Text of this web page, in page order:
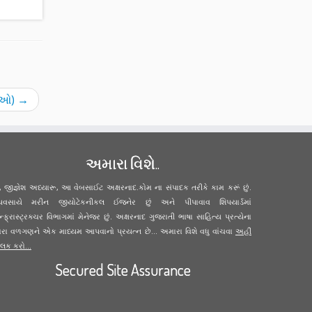
→
અમારા વિશે..
જીજ્ઞેશ અધ્યારૂ, આ વેબસાઈટ અક્ષરનાદ.કોમ ના સંપાદક તરીકે કામ કરૂં છું.
મરીન જીયોટેકનીકલ ઈજનેર છું અને પીપાવાવ શિપયાર્ડમાં
વિભાગમાં મેનેજર છું. અક્ષરનાદ ગુજરાતી ભાષા સાહિત્ય પ્રત્યેના
વળગણને એક માધ્યમ આપવાનો પ્રયત્ન છે... અમારા વિશે વધુ વાંચવા અહીં
કરો...
Secured Site Assurance